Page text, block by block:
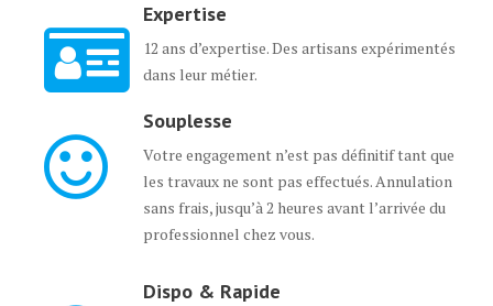
Expertise
12 ans d’expertise. Des artisans expérimentés
dans leur métier.
Souplesse
Votre engagement n’est pas définitif tant que
les travaux ne sont pas effectués. Annulation
sans frais, jusqu’à 2 heures avant l’arrivée du
professionnel chez vous.
Dispo & Rapide